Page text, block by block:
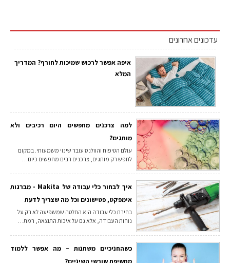
עדכונים אחרונים
איפה אפשר לרכוש שמיכות לחורף? המדריך
המלא
למה צרכנים מחפשים היום רכיבים ולא
מותגים?
עולם הטיפוח והוולנס עובר שינוי משמעותי. במקום
לחפש רק מותגים, צרכנים רבים מחפשים כיום…
איך לבחור כלי עבודה של Makita - מברגות
אימפקט, פטישונים וכל מה שצריך לדעת
בחירת כלי עבודה היא החלטה שמשפיעה לא רק על
נוחות העבודה, אלא גם על איכות התוצאה, רמת…
כשהחניכיים משתנות – מה אפשר ללמוד
מחשיפת שורשי השיניים?